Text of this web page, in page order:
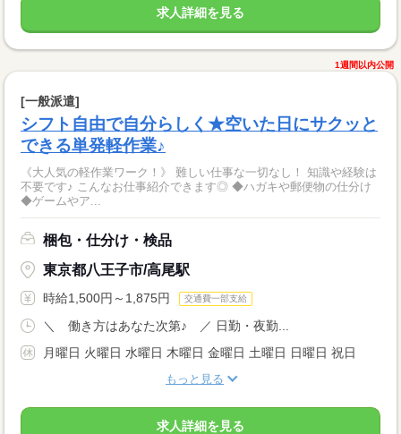
求人詳細を見る
1週間以内公開
[一般派遣]
シフト自由で自分らしく★空いた日にサクッと
できる単発軽作業♪
《大人気の軽作業ワーク！》 難しい仕事な一切なし！ 知識や経験は
不要です♪ こんなお仕事紹介できます◎ ◆ハガキや郵便物の仕分け
◆ゲームやア...
梱包・仕分け・検品
東京都八王子市/高尾駅
時給1,500円～1,875円 交通費一部支給
＼ 働き方はあなた次第♪ ／ 日勤・夜勤...
月曜日 火曜日 水曜日 木曜日 金曜日 土曜日 日曜日 祝日
もっと見る
求人詳細を見る